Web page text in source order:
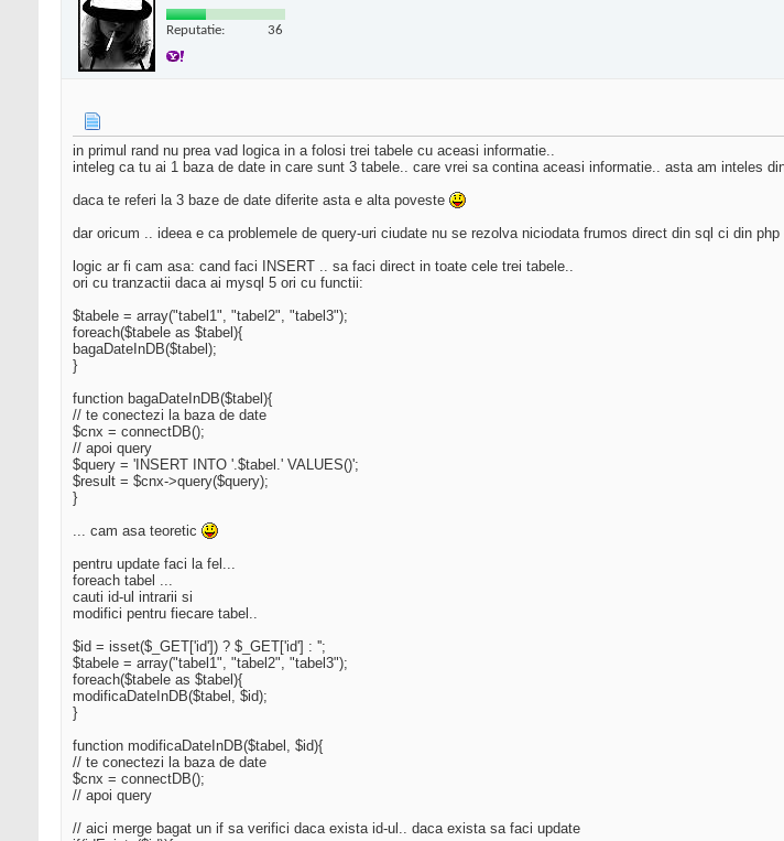
Reputatie: 36
in primul rand nu prea vad logica in a folosi trei tabele cu aceasi informatie..
inteleg ca tu ai 1 baza de date in care sunt 3 tabele.. care vrei sa contina aceasi informatie.. asta am inteles
daca te referi la 3 baze de date diferite asta e alta poveste
dar oricum .. ideea e ca problemele de query-uri ciudate nu se rezolva niciodata frumos direct din sql ci din
logic ar fi cam asa: cand faci INSERT .. sa faci direct in toate cele trei tabele..
ori cu tranzactii daca ai mysql 5 ori cu functii:
$tabele = array("tabel1", "tabel2", "tabel3");
foreach($tabele as $tabel){
bagaDateInDB($tabel);
}
function bagaDateInDB($tabel){
// te conectezi la baza de date
$cnx = connectDB();
// apoi query
$query = 'INSERT INTO '.$tabel.' VALUES()';
$result = $cnx->query($query);
}
... cam asa teoretic
pentru update faci la fel...
foreach tabel ...
cauti id-ul intrarii si
modifici pentru fiecare tabel..
$id = isset($_GET['id']) ? $_GET['id'] : '';
$tabele = array("tabel1", "tabel2", "tabel3");
foreach($tabele as $tabel){
modificaDateInDB($tabel, $id);
}
function modificaDateInDB($tabel, $id){
// te conectezi la baza de date
$cnx = connectDB();
// apoi query
// aici merge bagat un if sa verifici daca exista id-ul.. daca exista sa faci update